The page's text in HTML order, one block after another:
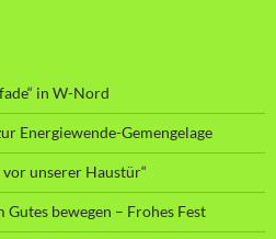
in W-Nord
Energiewende-Gemengelage
unserer Haustür“
bewegen – Frohes Fest